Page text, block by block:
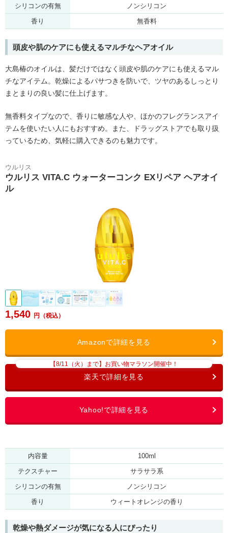
シリコンの有無
ノンシリコン
香り
無香料
頭皮や肌のケアにも使えるマルチなヘアオイル
大島椿のオイルは、髪だけではなく頭皮や肌のケアにも使えるマル
チなアイテム。乾燥によるパサつきを防いで、ツヤのあるしっとり
まとまりの良い髪に仕上げます。
無香料タイプなので、香りに敏感な人や、ほかのフレグランスアイ
テムを使いたい人にもおすすめ。また、ドラッグストアでも取り扱
っているため、気軽に購入できるのも魅力です。
ウルリス
ウルリス VITA.C ウォーターコンク EXリペア ヘアオイ
ル
1,540
【8/11（火）まで】お買い物マラソン開催中！
内容量
100ml
テクスチャー
サラサラ系
シリコンの有無
ノンシリコン
香り
ウィートオレンジの香り
乾燥や熱ダメージが気になる人にぴったり